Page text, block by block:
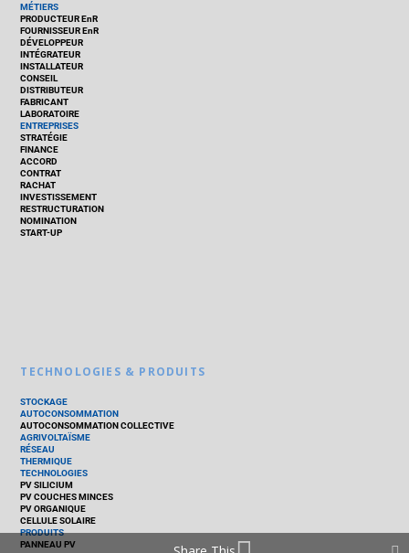
MÉTIERS
PRODUCTEUR EnR
FOURNISSEUR EnR
DÉVELOPPEUR
INTÉGRATEUR
INSTALLATEUR
CONSEIL
DISTRIBUTEUR
FABRICANT
LABORATOIRE
ENTREPRISES
STRATÉGIE
FINANCE
ACCORD
CONTRAT
RACHAT
INVESTISSEMENT
RESTRUCTURATION
NOMINATION
START-UP
TECHNOLOGIES & PRODUITS
STOCKAGE
AUTOCONSOMMATION
AUTOCONSOMMATION COLLECTIVE
AGRIVOLTAÏSME
RÉSEAU
THERMIQUE
TECHNOLOGIES
PV SILICIUM
PV COUCHES MINCES
PV ORGANIQUE
CELLULE SOLAIRE
PRODUITS
PANNEAU PV